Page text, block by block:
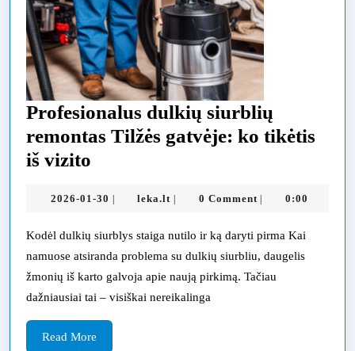
Profesionalus dulkių siurblių
remontas Tilžės gatvėje: ko tikėtis
iš vizito
siurblių
remontas
Tilžės
gatvėje:
ko
tikėtis
2026-01-30 2026-
| leka.lt leka.lt
| 0 Comment | 0:00
Kodėl dulkių siurblys staiga nutilo ir ką daryti pirma Kai
namuose atsiranda problema su dulkių siurbliu, daugelis
žmonių iš karto galvoja apie naują pirkimą. Tačiau
dažniausiai tai – visiškai nereikalinga
Read More